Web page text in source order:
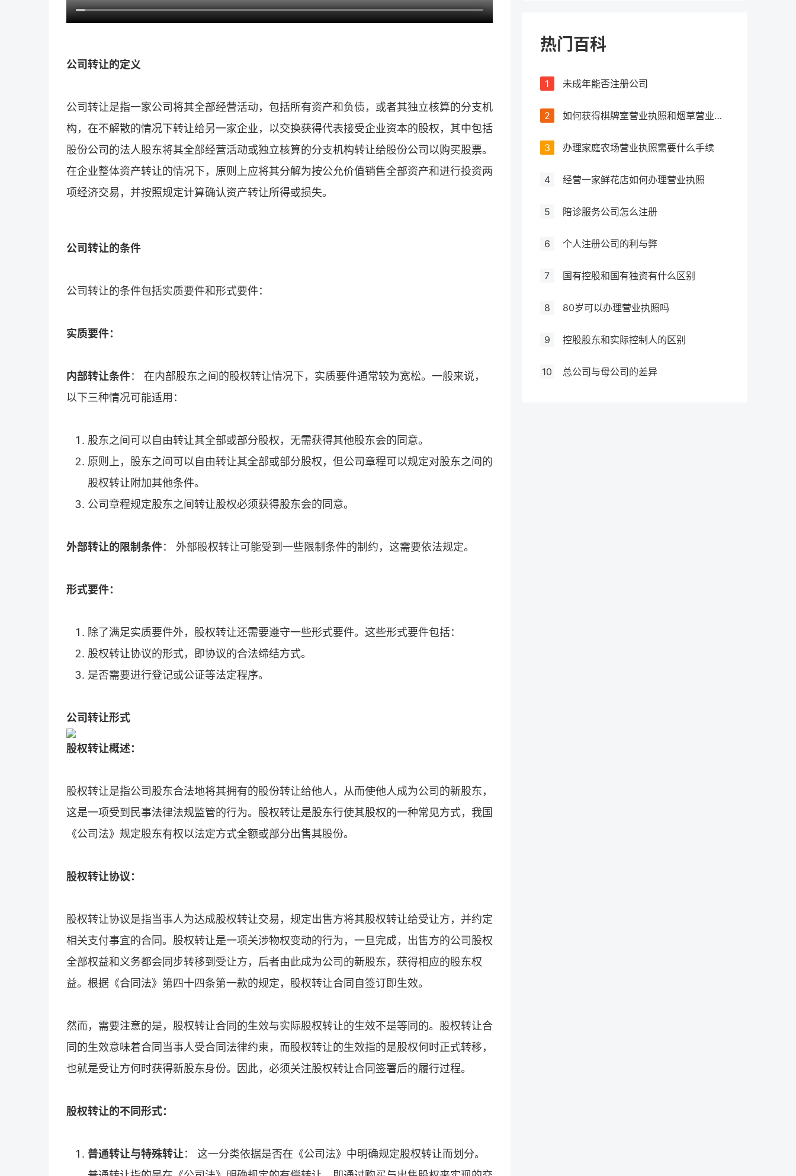
公司转让的定义
公司转让是指一家公司将其全部经营活动，包括所有资产和负债，或者其独立核算的分支机
构，在不解散的情况下转让给另一家企业，以交换获得代表接受企业资本的股权，其中包括
股份公司的法人股东将其全部经营活动或独立核算的分支机构转让给股份公司以购买股票。
在企业整体资产转让的情况下，原则上应将其分解为按公允价值销售全部资产和进行投资两
项经济交易，并按照规定计算确认资产转让所得或损失。
公司转让的条件
公司转让的条件包括实质要件和形式要件：
实质要件：
内部转让条件： 在内部股东之间的股权转让情况下，实质要件通常较为宽松。一般来说，
以下三种情况可能适用：
股东之间可以自由转让其全部或部分股权，无需获得其他股东会的同意。
原则上，股东之间可以自由转让其全部或部分股权，但公司章程可以规定对股东之间的
股权转让附加其他条件。
公司章程规定股东之间转让股权必须获得股东会的同意。
外部转让的限制条件： 外部股权转让可能受到一些限制条件的制约，这需要依法规定。
形式要件：
除了满足实质要件外，股权转让还需要遵守一些形式要件。这些形式要件包括：
股权转让协议的形式，即协议的合法缔结方式。
是否需要进行登记或公证等法定程序。
公司转让形式
股权转让概述：
股权转让是指公司股东合法地将其拥有的股份转让给他人，从而使他人成为公司的新股东，
这是一项受到民事法律法规监管的行为。股权转让是股东行使其股权的一种常见方式，我国
《公司法》规定股东有权以法定方式全额或部分出售其股份。
股权转让协议：
股权转让协议是指当事人为达成股权转让交易，规定出售方将其股权转让给受让方，并约定
相关支付事宜的合同。股权转让是一项关涉物权变动的行为，一旦完成，出售方的公司股权
全部权益和义务都会同步转移到受让方，后者由此成为公司的新股东，获得相应的股东权
益。根据《合同法》第四十四条第一款的规定，股权转让合同自签订即生效。
然而，需要注意的是，股权转让合同的生效与实际股权转让的生效不是等同的。股权转让合
同的生效意味着合同当事人受合同法律约束，而股权转让的生效指的是股权何时正式转移，
也就是受让方何时获得新股东身份。因此，必须关注股权转让合同签署后的履行过程。
股权转让的不同形式：
普通转让与特殊转让： 这一分类依据是否在《公司法》中明确规定股权转让而划分。
热门百科
1 未成年能否注册公司
2 如何获得棋牌室营业执照和烟草营业执照以及需要提供哪些文件材料？
3 办理家庭农场营业执照需要什么手续
4 经营一家鲜花店如何办理营业执照
5 陪诊服务公司怎么注册
6 个人注册公司的利与弊
7 国有控股和国有独资有什么区别
8 80岁可以办理营业执照吗
9 控股股东和实际控制人的区别
10 总公司与母公司的差异